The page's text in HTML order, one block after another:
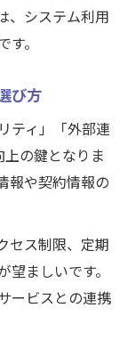
、システム利用
。
び方
ティ」「外部連
の鍵となりま
報や契約情報の
セス制限、定期
ましいです。
ービスとの連携